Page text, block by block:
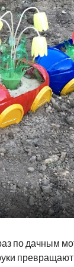
по дачным